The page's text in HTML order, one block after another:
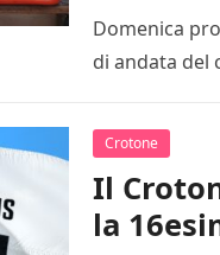
Domenica
di andata del
Crotone
Il
la